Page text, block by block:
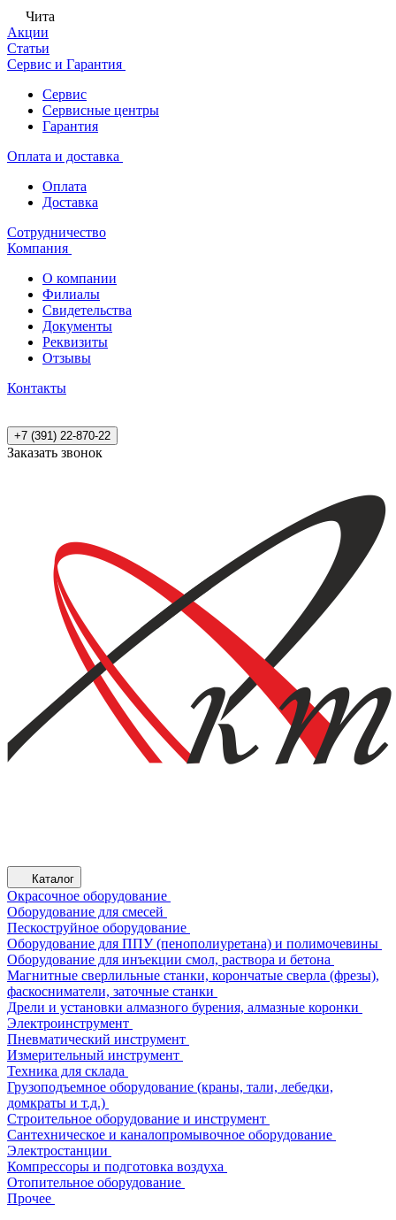
Чита
Акции
Статьи
Сервис и Гарантия
Сервис
Сервисные центры
Гарантия
Оплата и доставка
Оплата
Доставка
Сотрудничество
Компания
О компании
Филиалы
Свидетельства
Документы
Реквизиты
Отзывы
Контакты
+7 (391) 22-870-22
Заказать звонок
Каталог
Окрасочное оборудование
Оборудование для смесей
Пескоструйное оборудование
Оборудование для ППУ (пенополиуретана) и полимочевины
Оборудование для инъекции смол, раствора и бетона
Магнитные сверлильные станки, корончатые сверла (фрезы),
фаскосниматели, заточные станки
Дрели и установки алмазного бурения, алмазные коронки
Электроинструмент
Пневматический инструмент
Измерительный инструмент
Техника для склада
Грузоподъемное оборудование (краны, тали, лебедки,
домкраты и т.д.)
Строительное оборудование и инструмент
Сантехническое и каналопромывочное оборудование
Электростанции
Компрессоры и подготовка воздуха
Отопительное оборудование
Прочее